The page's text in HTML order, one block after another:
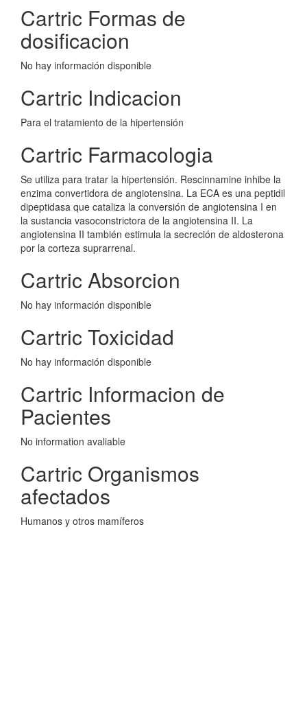
Cartric Formas de
dosificacion
No hay información disponible
Cartric Indicacion
Para el tratamiento de la hipertensión
Cartric Farmacologia
Se utiliza para tratar la hipertensión. Rescinnamine inhibe la
enzima convertidora de angiotensina. La ECA es una peptidil
dipeptidasa que cataliza la conversión de angiotensina I en
la sustancia vasoconstrictora de la angiotensina II. La
angiotensina II también estimula la secreción de aldosterona
por la corteza suprarrenal.
Cartric Absorcion
No hay información disponible
Cartric Toxicidad
No hay información disponible
Cartric Informacion de
Pacientes
No information avaliable
Cartric Organismos
afectados
Humanos y otros mamíferos